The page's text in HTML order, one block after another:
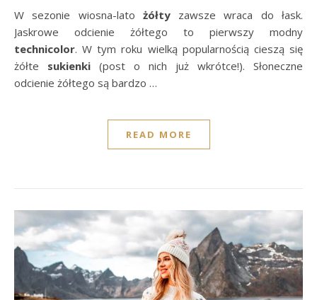
W sezonie wiosna-lato żółtyzawsze wraca do łask.
Jaskrowe odcienie żółtego to pierwszy modny
technicolor. W tym roku wielką popularnością cieszą się
żółte sukienki (post o nich już wkrótce!). Słoneczne
odcienie żółtego są bardzo …
READ MORE